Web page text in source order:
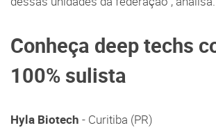
Conheça deep techs
100% sulista
Hyla Biotech - Curitiba (PR)